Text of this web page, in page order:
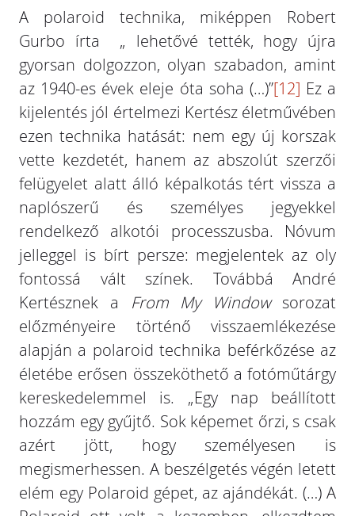
A polaroid technika, miképpen Robert
Gurbo írta „ lehetővé tették, hogy újra
gyorsan dolgozzon, olyan szabadon, amint
az 1940-es évek eleje óta soha (…)”[12] Ez a
kijelentés jól értelmezi Kertész életművében
ezen technika hatását: nem egy új korszak
vette kezdetét, hanem az abszolút szerzői
felügyelet alatt álló képalkotás tért vissza a
naplószerű és személyes jegyekkel
rendelkező alkotói processzusba. Nóvum
jelleggel is bírt persze: megjelentek az oly
fontossá vált színek. Továbbá André
Kertésznek a From My Windowsorozat
előzményeire történő visszaemlékezése
alapján a polaroid technika beférkőzése az
életébe erősen összeköthető a fotóműtárgy
kereskedelemmel is. „Egy nap beállított
hozzám egy gyűjtő. Sok képemet őrzi, s csak
azért jött, hogy személyesen is
megismerhessen. A beszélgetés végén letett
elém egy Polaroid gépet, az ajándékát. (…) A